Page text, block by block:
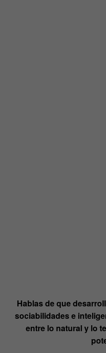
Hablas de que
sociabilidades e
entre lo natural y lo